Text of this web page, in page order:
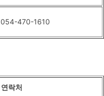
054-470-1610
연락처